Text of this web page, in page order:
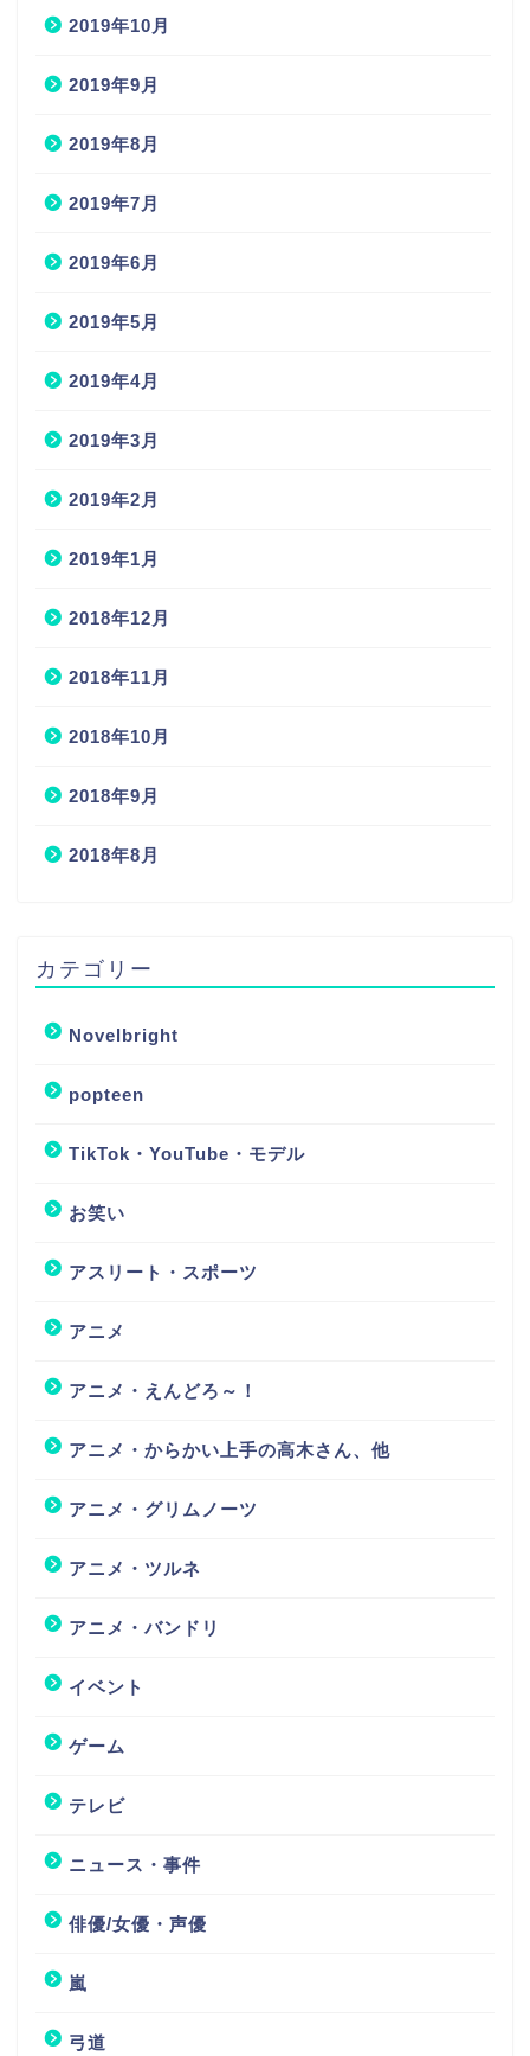
2019年10月
2019年9月
2019年8月
2019年7月
2019年6月
2019年5月
2019年4月
2019年3月
2019年2月
2019年1月
2018年12月
2018年11月
2018年10月
2018年9月
2018年8月
カテゴリー
Novelbright
popteen
TikTok・YouTube・モデル
お笑い
アスリート・スポーツ
アニメ
アニメ・えんどろ～！
アニメ・からかい上手の高木さん、他
アニメ・グリムノーツ
アニメ・ツルネ
アニメ・バンドリ
イベント
ゲーム
テレビ
ニュース・事件
俳優/女優・声優
嵐
弓道